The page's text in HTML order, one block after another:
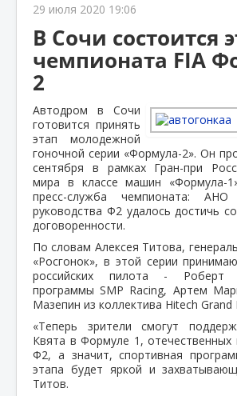
29 июля 2020 19:06
В Сочи состоится
чемпионата FIA
2
Автодром в Сочи
готовится принять
этап молодежной
гоночной серии «Формула-2». Он
сентября в рамках Гран-при
мира в классе машин «Формула-
пресс-служба чемпионата: АНО
руководства Ф2 удалось достичь
договоренности.
По словам Алексея Титова,
«Росгонок», в этой серии
российских пилота -
программы SMP Racing, Артем
Мазепин из коллектива Hitech Grand
«Теперь зрители смогут
Квята в Формуле 1, отечественных
Ф2, а значит, спортивная
этапа будет яркой и
Титов.